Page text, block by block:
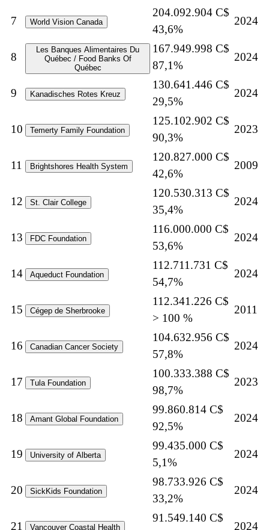
7 World Vision Canada
204.092.904 C$
43,6%
2024
8
Les Banques Alimentaires Du
Québec / Food Banks Of
Québec
167.949.998 C$
87,1%
2024
9 Kanadisches Rotes Kreuz
130.641.446 C$
29,5%
2024
10 Temerty Family Foundation
125.102.902 C$
90,3%
2023
11 Brightshores Health System
120.827.000 C$
42,6%
2009
12 St. Clair College
120.530.313 C$
35,4%
2024
13 FDC Foundation
116.000.000 C$
53,6%
2024
14 Aqueduct Foundation
112.711.731 C$
54,7%
2024
15 Cégep de Sherbrooke
112.341.226 C$
> 100 %
2011
16 Canadian Cancer Society
104.632.956 C$
57,8%
2024
17 Tula Foundation
100.333.388 C$
98,7%
2023
18 Amant Global Foundation
99.860.814 C$
92,5%
2024
19 University of Alberta
99.435.000 C$
5,1%
2024
20 SickKids Foundation
98.733.926 C$
33,2%
2024
21 Vancouver Coastal Health
91.549.140 C$
2024